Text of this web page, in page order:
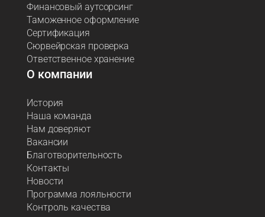
Финансовый аутсорсинг
Таможенное оформление
Сертификация
Сюрвейрская проверка
Ответственное хранение
О компании
История
Наша команда
Нам доверяют
Вакансии
Благотворительность
Контакты
Новости
Программа лояльности
Контроль качества